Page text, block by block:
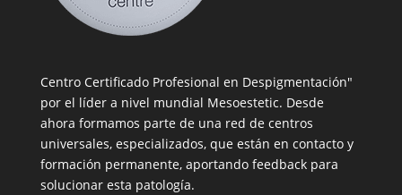
Centro Certificado Profesional en Despigmentación"
por el líder a nivel mundial Mesoestetic. Desde
ahora formamos parte de una red de centros
universales, especializados, que están en contacto y
formación permanente, aportando feedback para
solucionar esta patología.